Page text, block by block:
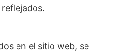
en el sitio web, se